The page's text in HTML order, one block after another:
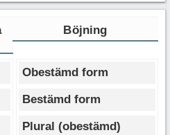
Böjning
Obestämd form
Bestämd form
Plural (obestämd)